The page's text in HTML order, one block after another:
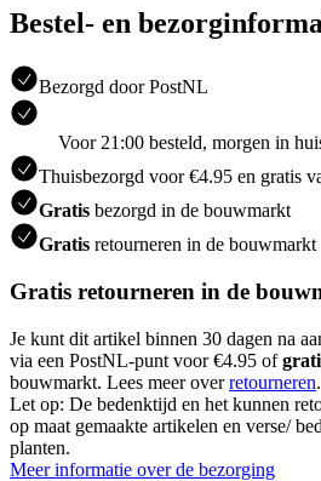
Bestel- en
Bezorgd door PostNL
Voor 21:00 besteld, morgen in
Thuisbezorgd voor €4.95 en gratis
Gratis bezorgd in de bouwmarkt
Gratis retourneren in de bouwmarkt
Gratis retourneren in de
Je kunt dit artikel binnen 30 dagen na
via een PostNL-punt voor €4.95 of
bouwmarkt. Lees meer overretourneren.
Let op: De bedenktijd en het kunnen
op maat gemaakte artikelen en verse/
planten.
Meer informatie over de bezorging